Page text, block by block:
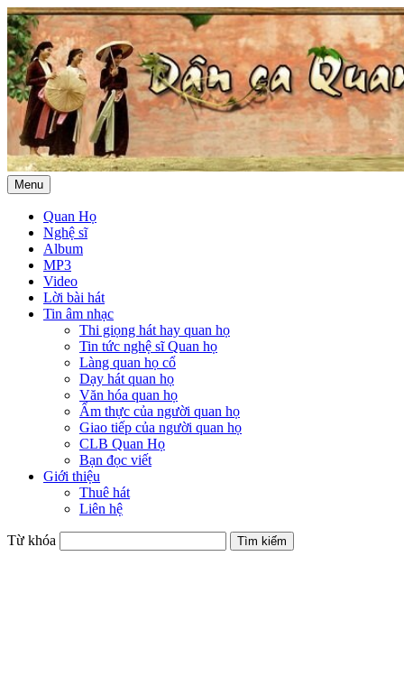
Menu
Quan Họ
Nghệ sĩ
Album
MP3
Video
Lời bài hát
Tin âm nhạc
Thi giọng hát hay quan họ
Tin tức nghệ sĩ Quan họ
Làng quan họ cổ
Dạy hát quan họ
Văn hóa quan họ
Ẩm thực của người quan họ
Giao tiếp của người quan họ
CLB Quan Họ
Bạn đọc viết
Giới thiệu
Thuê hát
Liên hệ
Từ khóa